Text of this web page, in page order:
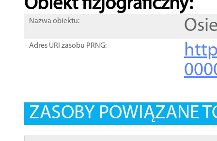
Obiekt fizjograficzny:
Nazwa obiektu:
Adres URI zasobu PRNG:
ZASOBY POWIĄZANE